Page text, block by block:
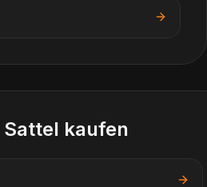
Sattel kaufen